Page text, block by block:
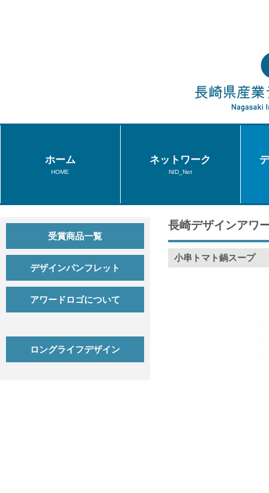
ホーム
HOME
ネットワーク
NID_Net
長崎デザインアワ
小串トマト鍋スープ
受賞商品一覧
デザインパンフレット
アワードロゴについて
ロングライフデザイン